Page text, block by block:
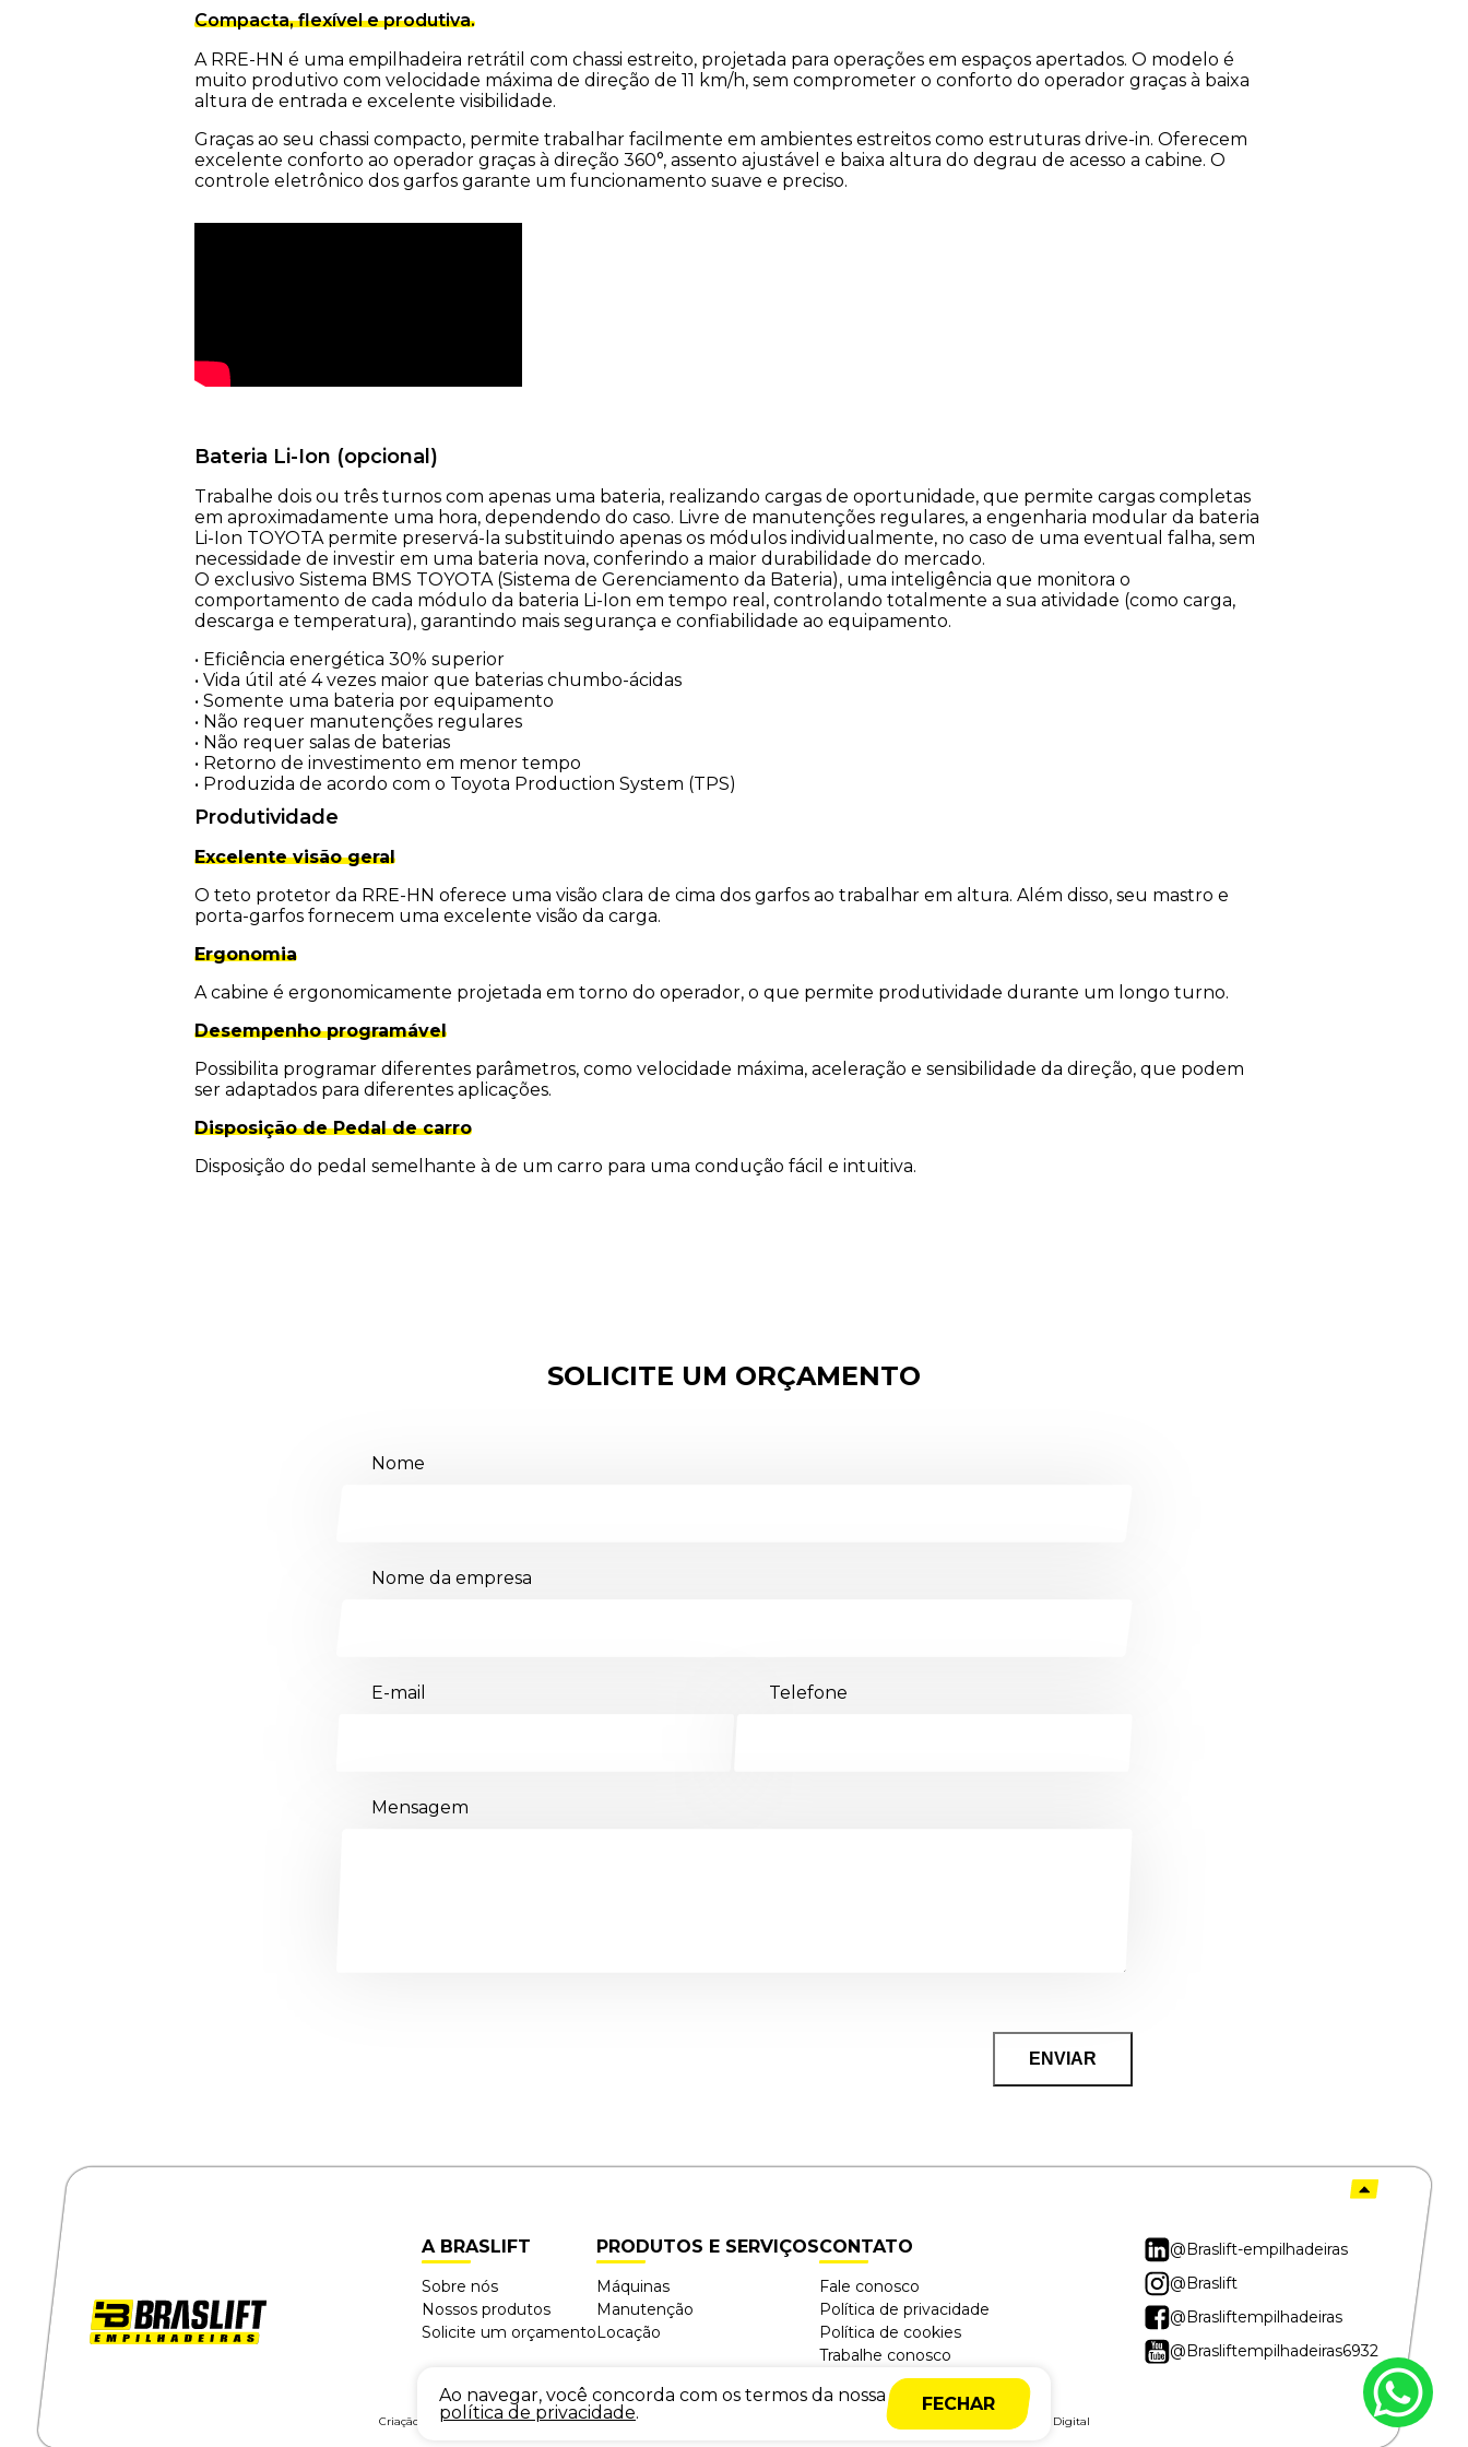
Ao navegar, você concorda com os termos da nossa
política de privacidade. FECHAR
Compacta, flexível e produtiva.
A RRE-HN é uma empilhadeira retrátil com chassi estreito, projetada para operações em espaços apertados. O modelo é
muito produtivo com velocidade máxima de direção de 11 km/h, sem comprometer o conforto do operador graças à baixa
altura de entrada e excelente visibilidade.
Graças ao seu chassi compacto, permite trabalhar facilmente em ambientes estreitos como estruturas drive-in. Oferecem
excelente conforto ao operador graças à direção 360°, assento ajustável e baixa altura do degrau de acesso a cabine. O
controle eletrônico dos garfos garante um funcionamento suave e preciso.
Bateria Li-Ion (opcional)
Trabalhe dois ou três turnos com apenas uma bateria, realizando cargas de oportunidade, que permite cargas completas
em aproximadamente uma hora, dependendo do caso. Livre de manutenções regulares, a engenharia modular da bateria
Li-Ion TOYOTA permite preservá-la substituindo apenas os módulos individualmente, no caso de uma eventual falha, sem
necessidade de investir em uma bateria nova, conferindo a maior durabilidade do mercado.
O exclusivo Sistema BMS TOYOTA (Sistema de Gerenciamento da Bateria), uma inteligência que monitora o
comportamento de cada módulo da bateria Li-Ion em tempo real, controlando totalmente a sua atividade (como carga,
descarga e temperatura), garantindo mais segurança e confiabilidade ao equipamento.
• Eficiência energética 30% superior
• Vida útil até 4 vezes maior que baterias chumbo-ácidas
• Somente uma bateria por equipamento
• Não requer manutenções regulares
• Não requer salas de baterias
• Retorno de investimento em menor tempo
• Produzida de acordo com o Toyota Production System (TPS)
Produtividade
Excelente visão geral
O teto protetor da RRE-HN oferece uma visão clara de cima dos garfos ao trabalhar em altura. Além disso, seu mastro e
porta-garfos fornecem uma excelente visão da carga.
Ergonomia
A cabine é ergonomicamente projetada em torno do operador, o que permite produtividade durante um longo turno.
Desempenho programável
Possibilita programar diferentes parâmetros, como velocidade máxima, aceleração e sensibilidade da direção, que podem
ser adaptados para diferentes aplicações.
Disposição de Pedal de carro
Disposição do pedal semelhante à de um carro para uma condução fácil e intuitiva.
SOLICITE UM ORÇAMENTO
Nome
Nome da empresa
E-mail Telefone
Mensagem
A BRASLIFT
Sobre nós
Nossos produtos
Solicite um orçamento
PRODUTOS E SERVIÇOS
Máquinas
Manutenção
Locação
CONTATO
Fale conosco
Política de privacidade
Política de cookies
Trabalhe conosco
@Braslift-empilhadeiras
@Braslift
@Brasliftempilhadeiras
@Brasliftempilhadeiras6932
Criação e DesenvolvimentoAgência New Humans - Tecnologia e Comunicação para Transformação Digital